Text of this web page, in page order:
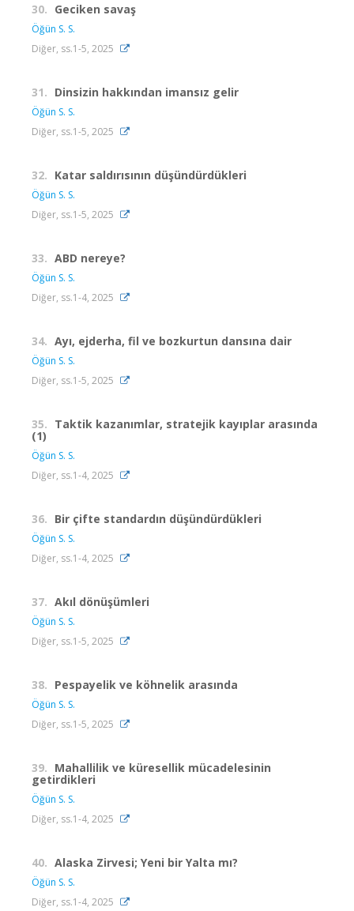
30. Geciken savaş
Öğün S. S.
Diğer, ss.1-5, 2025
31. Dinsizin hakkından imansız gelir
Öğün S. S.
Diğer, ss.1-5, 2025
32. Katar saldırısının düşündürdükleri
Öğün S. S.
Diğer, ss.1-5, 2025
33. ABD nereye?
Öğün S. S.
Diğer, ss.1-4, 2025
34. Ayı, ejderha, fil ve bozkurtun dansına dair
Öğün S. S.
Diğer, ss.1-5, 2025
35. Taktik kazanımlar, stratejik kayıplar arasında
(1)
Öğün S. S.
Diğer, ss.1-4, 2025
36. Bir çifte standardın düşündürdükleri
Öğün S. S.
Diğer, ss.1-4, 2025
37. Akıl dönüşümleri
Öğün S. S.
Diğer, ss.1-5, 2025
38. Pespayelik ve köhnelik arasında
Öğün S. S.
Diğer, ss.1-5, 2025
39. Mahallilik ve küresellik mücadelesinin
getirdikleri
Öğün S. S.
Diğer, ss.1-4, 2025
40. Alaska Zirvesi; Yeni bir Yalta mı?
Öğün S. S.
Diğer, ss.1-4, 2025